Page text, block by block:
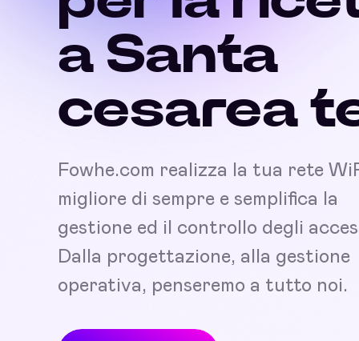
a Santa
cesarea
Fowhe.com realizza la tua rete
migliore di sempre e semplifica la
gestione ed il controllo degli
Dalla progettazione, alla gestione
operativa, penseremo a tutto noi.